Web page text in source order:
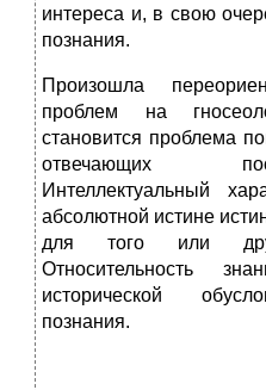
интереса и, в свою
познания.
Произошла
проблем на
становится проблема
отвечающих
Интеллектуальный
абсолютной истине
для того или
Относительность
исторической
познания.